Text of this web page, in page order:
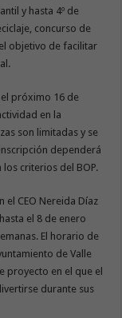
y hasta 4º de
concurso de
objetivo de facilitar
próximo 16 de
en la
son limitadas y se
dependerá
criterios del BOP.
el CEO Nereida Díaz
el 8 de enero
El horario de
de Valle
proyecto en el que el
durante sus